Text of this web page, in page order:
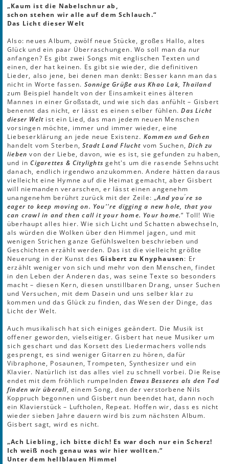
„Kaum ist die Nabelschnur ab,
schon stehen wir alle auf dem Schlauch.“
Das Licht dieser Welt
Also: neues Album, zwölf neue Stücke, großes Hallo, altes
Glück und ein paar Überraschungen. Wo soll man da nur
anfangen? Es gibt zwei Songs mit englischen Texten und
einen, der hat keinen. Es gibt sie wieder, die definitiven
Lieder, also jene, bei denen man denkt: Besser kann man das
nicht in Worte fassen. Sonnige Grüße aus Khao Lak, Thailand
zum Beispiel handelt von der Einsamkeit eines älteren
Mannes in einer Großstadt, und wie sich das anfühlt – Gisbert
benennt das nicht, er lässt es einen selber fühlen.Das Licht
dieser Welt ist ein Lied, das man jedem neuen Menschen
vorsingen möchte, immer und immer wieder, eine
Liebeserklärung an jede neue Existenz. Kommen und Gehen
handelt vom Sterben,Stadt Land Flucht vom Suchen,Dich zu
lieben von der Liebe, davon, wie es ist, sie gefunden zu haben,
und inCigarettes & Citylights geht's um die rasende Sehnsucht
danach, endlich irgendwo anzukommen. Andere hätten daraus
vielleicht eine Hymne auf die Heimat gemacht, aber Gisbert
will niemanden verarschen, er lässt einen angenehm
unangenehm berührt zurück mit der Zeile: „And you ́re so
eager to keep moving on. You''re digging a new hole, that you
can crawl in and then call it your home. Your home.“ Toll! Wie
überhaupt alles hier. Wie sich Licht und Schatten abwechseln,
als würden die Wolken über den Himmel jagen, und mit
wenigen Strichen ganze Gefühlswelten beschrieben und
Geschichten erzählt werden. Das ist die vielleicht größte
Neuerung in der Kunst desGisbert zu Knyphausen: Er
erzählt weniger von sich und mehr von den Menschen, findet
in den Leben der Anderen das, was seine Texte so besonders
macht – diesen Kern, diesen unstillbaren Drang, unser Suchen
und Versuchen, mit dem Dasein und uns selber klar zu
kommen und das Glück zu finden, das Wesen der Dinge, das
Licht der Welt.
Auch musikalisch hat sich einiges geändert. Die Musik ist
offener geworden, vielseitiger. Gisbert hat neue Musiker um
sich geschart und das Korsett des Liedermachers vollends
gesprengt, es sind weniger Gitarren zu hören, dafür
Vibraphone, Posaunen, Trompeten, Synthesizer und ein
Klavier. Natürlich ist das alles viel zu schnell vorbei. Die Reise
endet mit dem fröhlich rumpelnden Etwas Besseres als den Tod
finden wir überall, einem Song, den der verstorbene Nils
Koppruch begonnen und Gisbert nun beendet hat, dann noch
ein Klavierstück – Luftholen, Repeat. Hoffen wir, dass es nicht
wieder sieben Jahre dauern wird bis zum nächsten Album.
Gisbert sagt, wird es nicht.
„Ach Liebling, ich bitte dich! Es war doch nur ein Scherz!
Ich weiß noch genau was wir hier wollten.“
Unter dem hellblauen Himmel